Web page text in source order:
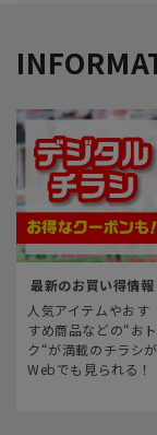
最新のお買い得情報
人気アイテムやおす
すめ商品などの“おト
ク“が満載のチラシが
Webでも見られる！